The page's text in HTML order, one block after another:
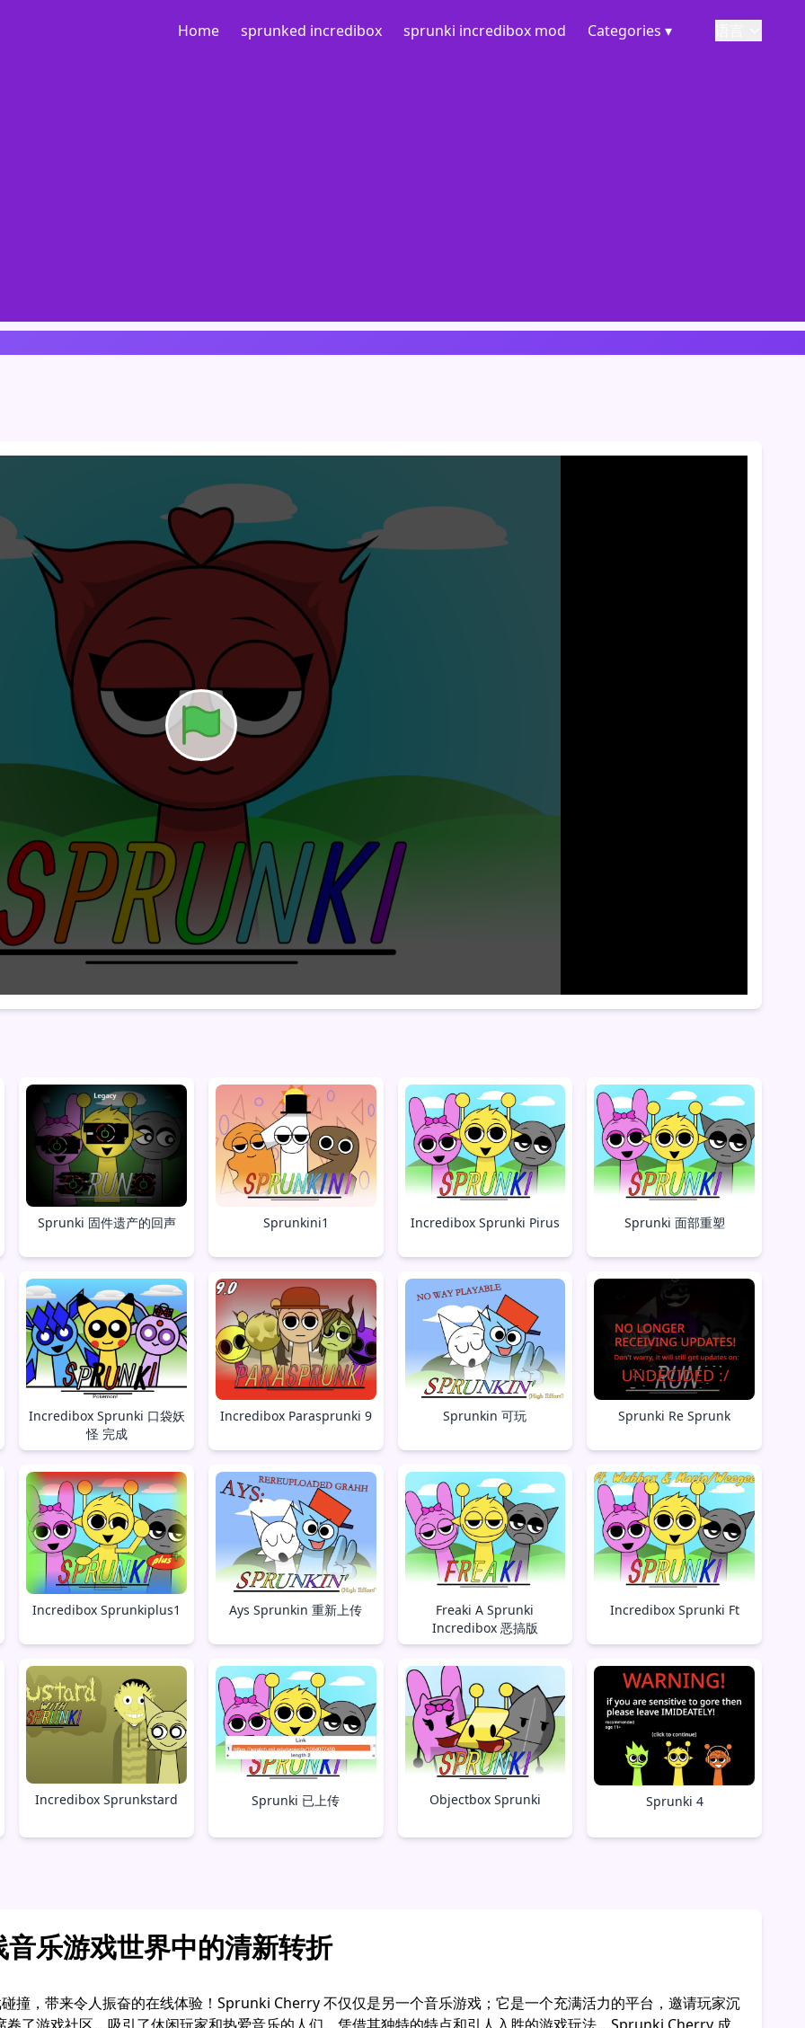
Home sprunked incredibox sprunki incredibox mod Categories ▾
Sprunki 固件遗产的回声 Sprunkini1 Incredibox Sprunki Pirus Sprunki 面部重塑
Incredibox Sprunki 口袋妖
怪 完成
Incredibox Parasprunki 9 Sprunkin 可玩 Sprunki Re Sprunk
Incredibox Sprunkiplus1 Ays Sprunkin 重新上传
Freaki A Sprunki
Incredibox 恶搞版
Incredibox Sprunki Ft
Incredibox Sprunkstard Sprunki 已上传 Objectbox Sprunki Sprunki 4
乐游戏世界中的清新转折
撞，带来令人振奋的在线体验！Sprunki Cherry 不仅仅是另一个音乐游戏；它是一个充满活力的平台，邀请玩家沉